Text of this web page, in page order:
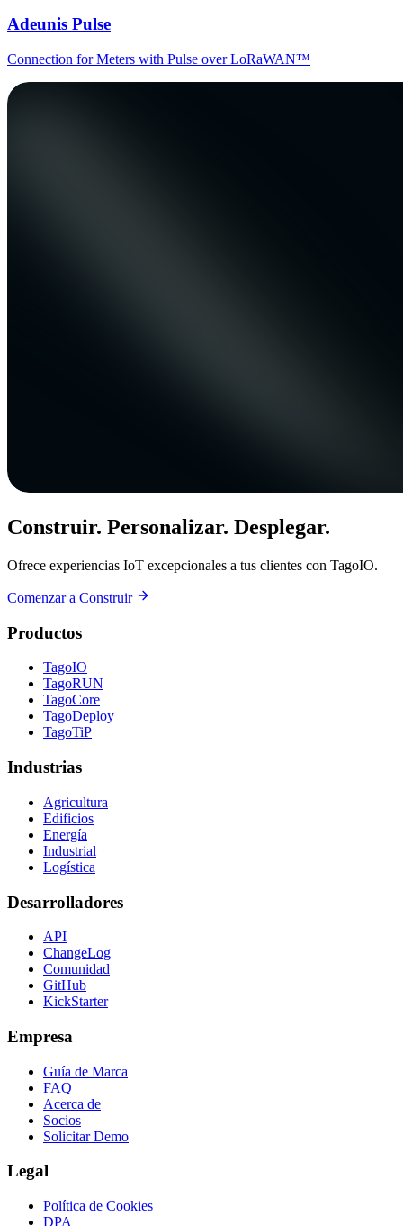
Adeunis Pulse
Connection for Meters with Pulse over LoRaWAN™
Construir. Personalizar. Desplegar.
Ofrece experiencias IoT excepcionales a tus clientes con TagoIO.
Comenzar a Construir
Productos
TagoIO
TagoRUN
TagoCore
TagoDeploy
TagoTiP
Industrias
Agricultura
Edificios
Energía
Industrial
Logística
Desarrolladores
API
ChangeLog
Comunidad
GitHub
KickStarter
Empresa
Guía de Marca
FAQ
Acerca de
Socios
Solicitar Demo
Legal
Política de Cookies
DPA